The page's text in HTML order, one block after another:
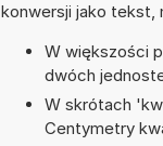
konwersji jako tekst,
W większości
dwóch
W skrótach
Centymetry